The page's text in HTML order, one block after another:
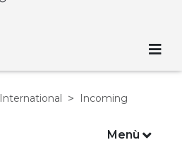
International Incoming
Menù